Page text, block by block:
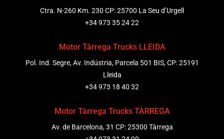
Ctra. N-260 Km. 230 CP: 25700 La Seu d’Urgell
+34 973 35 24 22
Motor Tàrrega Trucks LLEIDA
Pol. Ind. Segre, Av. Indústria, Parcela 501 BIS, CP: 25191
Lleida
+34 973 18 40 32
Motor Tàrrega Trucks TÀRREGA
Av. de Barcelona, 31 CP: 25300 Tàrrega